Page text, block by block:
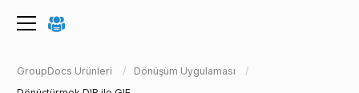
GroupDocs Ürünleri
Dönüşüm Uygulaması